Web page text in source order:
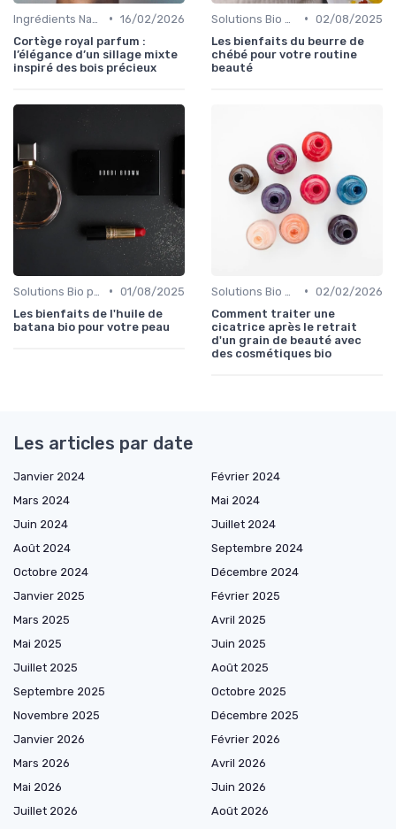
• 16/02/2026
Cortège royal parfum :
l’élégance d’un sillage mixte
inspiré des bois précieux
• 02/08/2025
Les bienfaits du beurre de
chébé pour votre routine
beauté
• 01/08/2025
Les bienfaits de l'huile de
batana bio pour votre peau
• 02/02/2026
Comment traiter une
cicatrice après le retrait
d'un grain de beauté avec
des cosmétiques bio
Les articles par date
Janvier 2024
Février 2024
Mars 2024
Mai 2024
Juin 2024
Juillet 2024
Août 2024
Septembre 2024
Octobre 2024
Décembre 2024
Janvier 2025
Février 2025
Mars 2025
Avril 2025
Mai 2025
Juin 2025
Juillet 2025
Août 2025
Septembre 2025
Octobre 2025
Novembre 2025
Décembre 2025
Janvier 2026
Février 2026
Mars 2026
Avril 2026
Mai 2026
Juin 2026
Juillet 2026
Août 2026